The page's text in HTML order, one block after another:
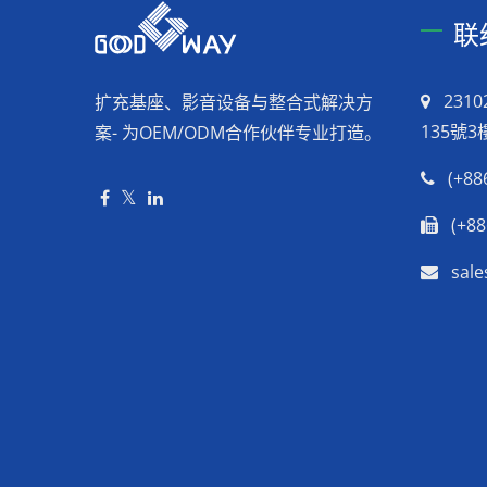
扩充基座、影音设备与整合式解决方
案- 为OEM/ODM合作伙伴专业打造。
联
135號3